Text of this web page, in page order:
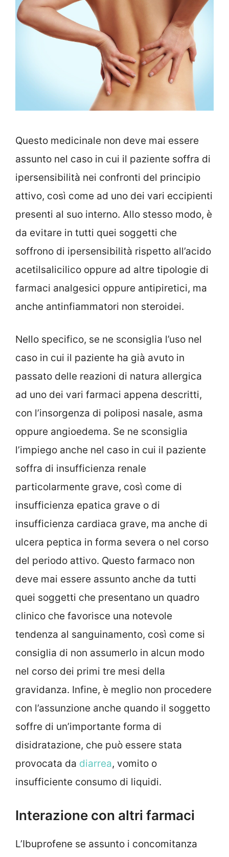
Questo medicinale non deve mai essere
assunto nel caso in cui il paziente soffra di
ipersensibilità nei confronti del principio
attivo, così come ad uno dei vari eccipienti
presenti al suo interno. Allo stesso modo, è
da evitare in tutti quei soggetti che
soffrono di ipersensibilità rispetto all’acido
acetilsalicilico oppure ad altre tipologie di
farmaci analgesici oppure antipiretici, ma
anche antinfiammatori non steroidei.
Nello specifico, se ne sconsiglia l’uso nel
caso in cui il paziente ha già avuto in
passato delle reazioni di natura allergica
ad uno dei vari farmaci appena descritti,
con l’insorgenza di poliposi nasale, asma
oppure angioedema. Se ne sconsiglia
l’impiego anche nel caso in cui il paziente
soffra di insufficienza renale
particolarmente grave, così come di
insufficienza epatica grave o di
insufficienza cardiaca grave, ma anche di
ulcera peptica in forma severa o nel corso
del periodo attivo. Questo farmaco non
deve mai essere assunto anche da tutti
quei soggetti che presentano un quadro
clinico che favorisce una notevole
tendenza al sanguinamento, così come si
consiglia di non assumerlo in alcun modo
nel corso dei primi tre mesi della
gravidanza. Infine, è meglio non procedere
con l’assunzione anche quando il soggetto
soffre di un’importante forma di
disidratazione, che può essere stata
provocata da diarrea, vomito o
insufficiente consumo di liquidi.
Interazione con altri farmaci
L’Ibuprofene se assunto i concomitanza